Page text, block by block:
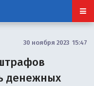
30 ноября 2023 15:47
денежных